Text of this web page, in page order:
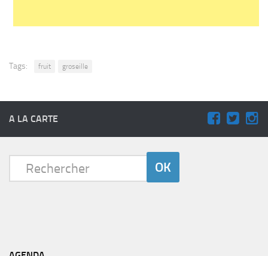
Tags: fruit groseille
A LA CARTE